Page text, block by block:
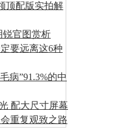
顶配版实拍解
锐官图赏析
要远离这6种
病”91.3%的中
配大尺寸屏幕
重复观致之路